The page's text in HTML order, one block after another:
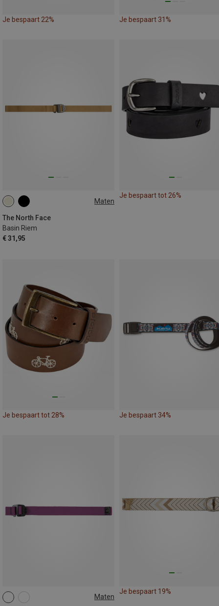
Je bespaart 22% Je bespaart 31%
Maten
The North Face
Basin Riem
€ 31,95
S M
Je bespaart tot 26%
Je bespaart tot 28% Je bespaart 34%
Maten
100CM
Je bespaart 19%